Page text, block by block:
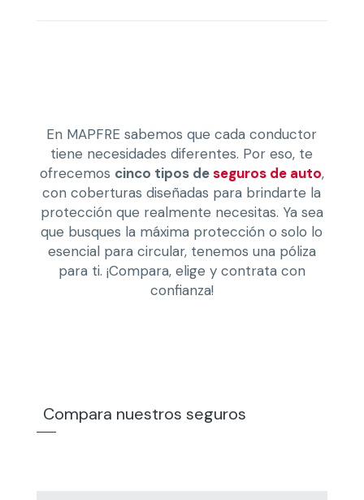
En MAPFRE sabemos que cada conductor
tiene necesidades diferentes. Por eso, te
ofrecemos cinco tipos deseguros de auto,
con coberturas diseñadas para brindarte la
protección que realmente necesitas. Ya sea
que busques la máxima protección o solo lo
esencial para circular, tenemos una póliza
para ti. ¡Compara, elige y contrata con
confianza!
Compara nuestros seguros